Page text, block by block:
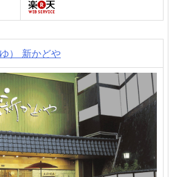
） 新かどや